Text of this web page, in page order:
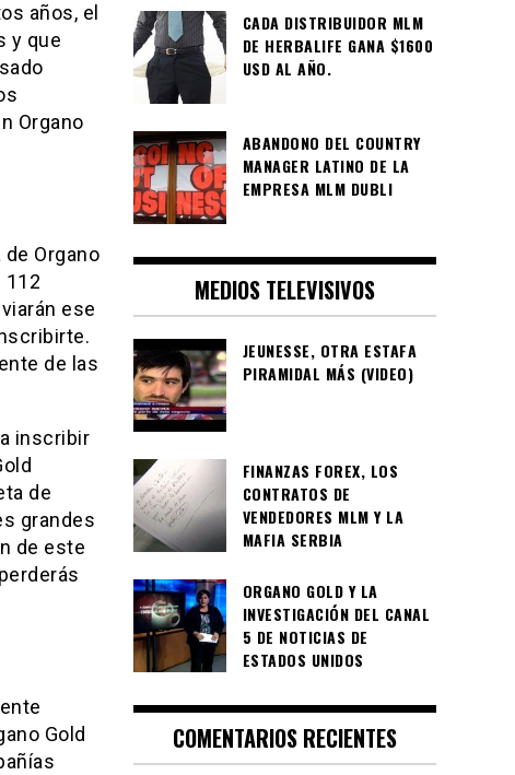
años, el
y que
Organo
Organo
112
ese
de las
inscribir
de
grandes
de este
Gold
CADA DISTRIBUIDOR MLM
DE HERBALIFE GANA $1600
USD AL AÑO.
ABANDONO DEL COUNTRY
MANAGER LATINO DE LA
EMPRESA MLM DUBLI
MEDIOS TELEVISIVOS
JEUNESSE, OTRA ESTAFA
PIRAMIDAL MÁS (VIDEO)
FINANZAS FOREX, LOS
CONTRATOS DE
VENDEDORES MLM Y LA
MAFIA SERBIA
ORGANO GOLD Y LA
INVESTIGACIÓN DEL CANAL
5 DE NOTICIAS DE
ESTADOS UNIDOS
COMENTARIOS RECIENTES